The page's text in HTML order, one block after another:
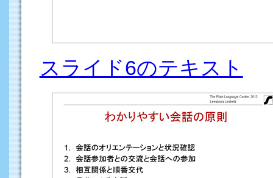
スライド6のテキスト